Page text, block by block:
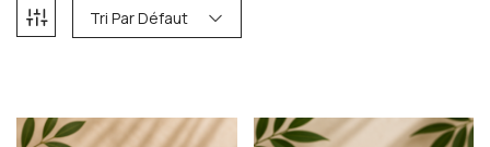
Tri Par Défaut